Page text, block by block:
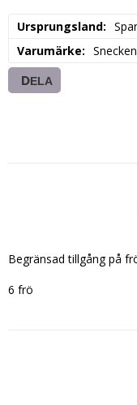
Ursprungsland
Varumärke
DELA
Begränsad tillgång på
6 frö